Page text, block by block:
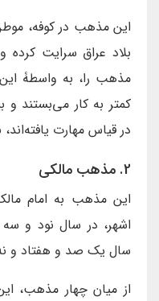
اين مذهب در كوفه،
بلاد عراق سرايت
مذهب را، به واسطۀ
كمتر به كار مى‌بستند و
در قياس مهارت
2. مذهب مالكى
اين مذهب به امام
اشهر، در سال نود و
سال يك صد و هفتاد و
از ميان چهار مذهب،